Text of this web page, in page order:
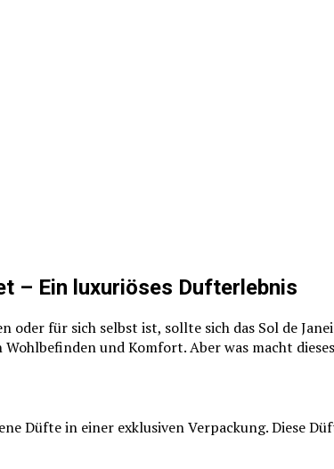
– Ein luxuriöses Dufterlebnis
oder für sich selbst ist, sollte sich das Sol de
und Komfort. Aber was macht dieses
Düfte in einer exklusiven Verpackung. Diese